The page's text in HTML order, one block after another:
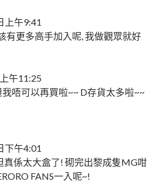
上午9:41
有更多高手加入呢, 我做觀眾就好
午11:25
唔可以再買啦~~ D存貨太多啦~~
下午4:01
真係太大盒了! 砌完出黎成隻MG咁
FANS一入呢~!